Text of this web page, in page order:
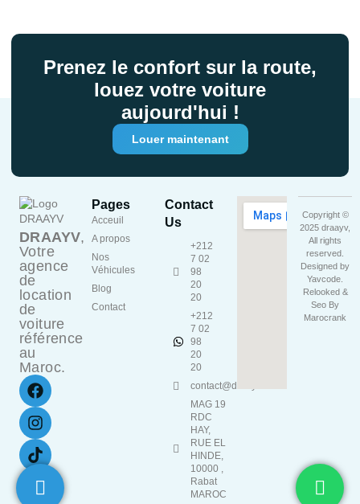
Prenez le confort sur la route,
louez votre voiture
aujourd'hui !
Louer maintenant
DRAAYV,
Votre
agence
de
location
de
voiture
référence
au
Maroc.
Pages
Acceuil
A propos
Nos
Véhicules
Blog
Contact
Contact
Us
+212
7 02
98
20
20
+212
7 02
98
20
20
contact@draayv.ma
MAG 19
RDC
HAY,
RUE EL
HINDE,
10000 ,
Rabat
MAROC
Copyright ©
2025 draayv,
All rights
reserved.
Designed by
Yavcode
Relooked &
Seo By
Marocrank